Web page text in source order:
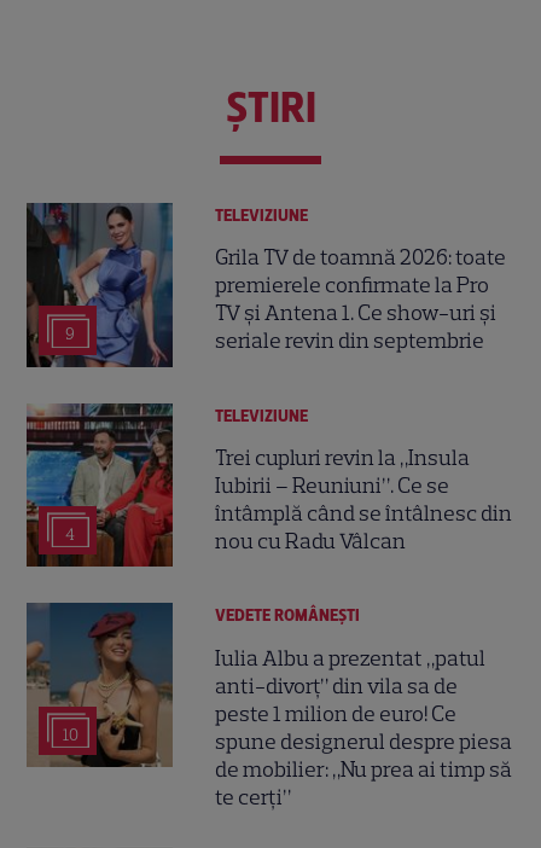
ŞTIRI
9
TELEVIZIUNE
Grila TV de toamnă 2026: toate
premierele confirmate la Pro
TV și Antena 1. Ce show-uri și
seriale revin din septembrie
4
TELEVIZIUNE
Trei cupluri revin la „Insula
Iubirii – Reuniuni”. Ce se
întâmplă când se întâlnesc din
nou cu Radu Vâlcan
10
VEDETE ROMÂNEŞTI
Iulia Albu a prezentat „patul
anti-divorț” din vila sa de
peste 1 milion de euro! Ce
spune designerul despre piesa
de mobilier: „Nu prea ai timp să
te cerți”